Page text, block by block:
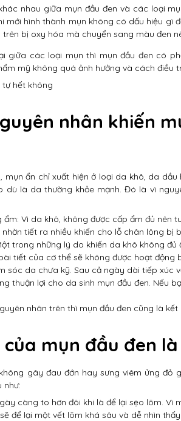
nhau giữa mụn đầu đen và các loại
mới hình thành mụn không có dấu hiệu
bị oxy hóa mà chuyển sang màu đen
giữa các loại mụn thì mụn đầu đen có
mỹ không quá ảnh hưởng và cách điều
nhân khiến
mụn ẩn chỉ xuất hiện ở loại da khô, da
dù là da thường khỏe mạnh. Đó là vì
ẩm: Vì da khô, không được cấp ẩm đủ nên
nhờn tiết ra nhiều khiến cho lỗ chân lông bị
trong những lý do khiến da khô không
tiết của cơ thể sẽ không được hoạt động
sóc da chưa kỹ. Sau cả ngày dài tiếp xúc
thuận lợi cho da sinh mụn đầu đen. Nếu
nhân trên thì mụn đầu đen cũng là
mụn đầu đen
gây đau đớn hay sưng viêm ửng đỏ
như:
càng to hơn đôi khi là để lại sẹo lõm. Vì
để lại một vết lõm khá sâu và dễ nhìn